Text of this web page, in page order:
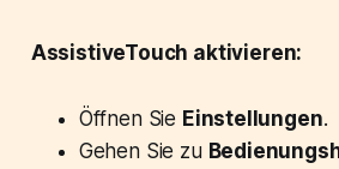
AssistiveTouch aktivieren:
Öffnen Sie Einstellungen.
Gehen Sie zu